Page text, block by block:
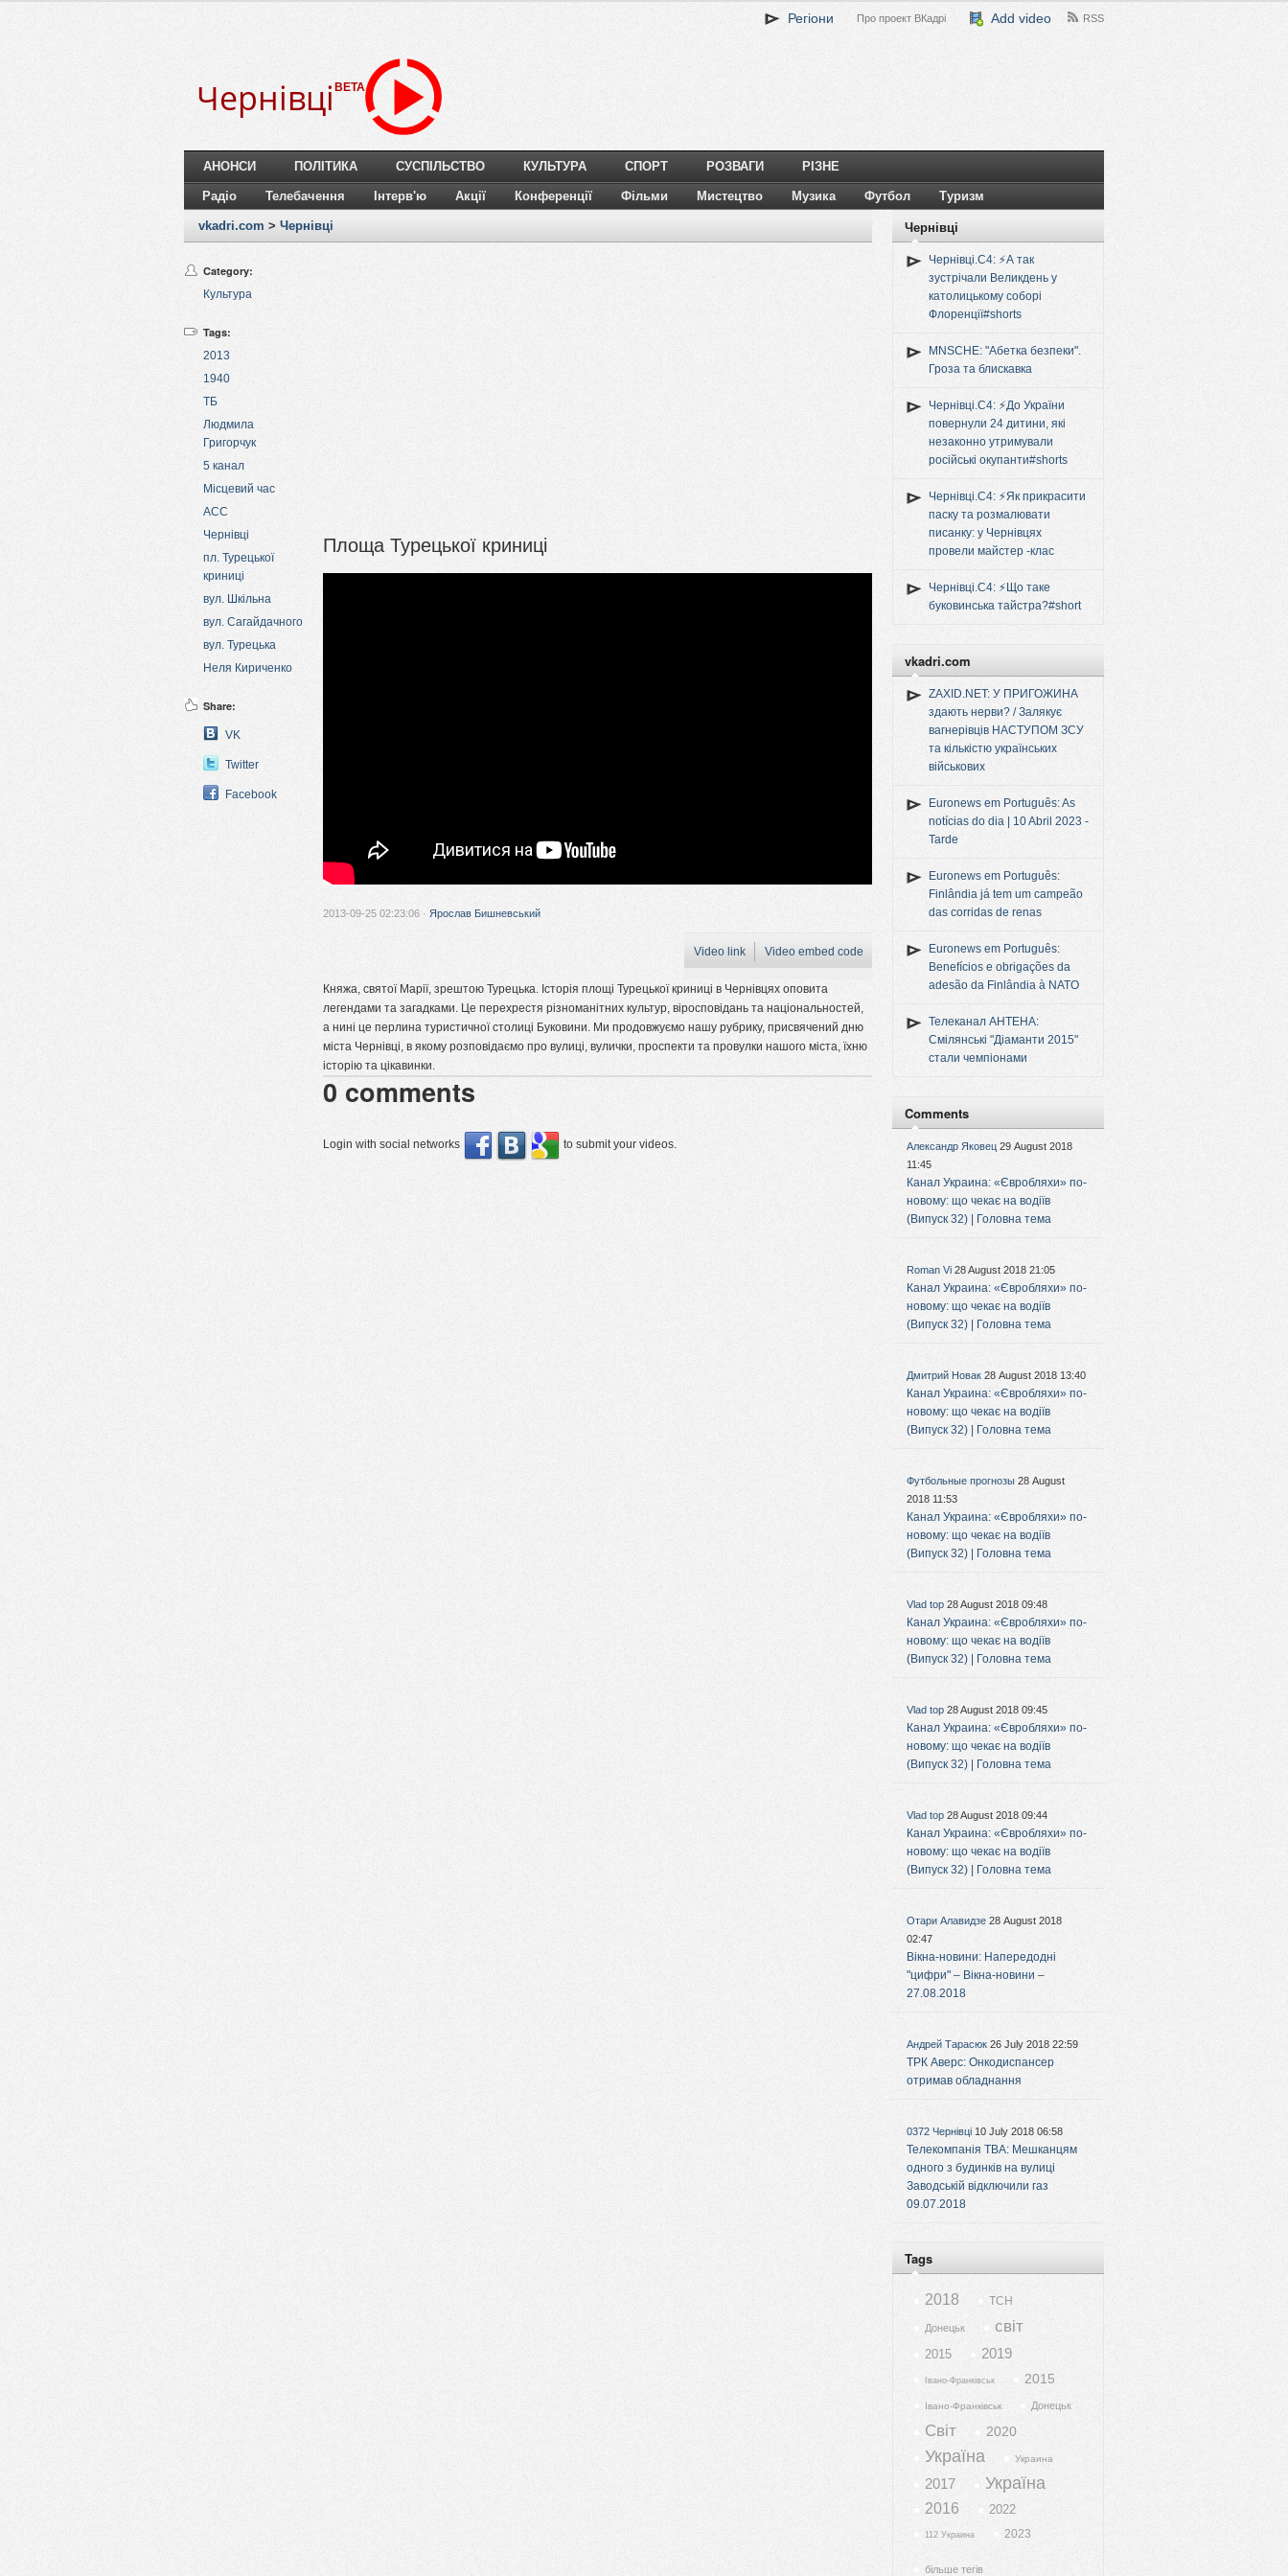
Регіони Про проект ВКадрі Add video RSS
Чернівці BETA
АНОНСИ ПОЛІТИКА СУСПІЛЬСТВО КУЛЬТУРА СПОРТ РОЗВАГИ РІЗНЕ
Радіо Телебачення Інтерв'ю Акції Конференції Фільми Мистецтво Музика Футбол Туризм
vkadri.com > Чернівці
Category:
Культура
Tags:
2013
1940
ТБ
Людмила
Григорчук
5 канал
Місцевий час
АСС
Чернівці
пл. Турецької
криниці
вул. Шкільна
вул. Сагайдачного
вул. Турецька
Неля Кириченко
Share:
VK
Twitter
Facebook
Площа Турецької криниці
2013-09-25 02:23:06 · Ярослав Бишневський
Video link Video embed code
Княжа, святої Марії, зрештою Турецька. Історія площі Турецької криниці в Чернівцях оповита
легендами та загадками. Це перехрестя різноманітних культур, віросповідань та національностей,
а нині це перлина туристичної столиці Буковини. Ми продовжуємо нашу рубрику, присвячений дню
міста Чернівці, в якому розповідаємо про вулиці, вулички, проспекти та провулки нашого міста, їхню
історію та цікавинки.
0 comments
Login with social networks to submit your videos.
Чернівці
Чернівці.C4: ⚡️А так
зустрічали Великдень у
католицькому соборі
Флоренції#shorts
MNSCHE: "Абетка безпеки".
Гроза та блискавка
Чернівці.C4: ⚡️До України
повернули 24 дитини, які
незаконно утримували
російські окупанти#shorts
Чернівці.C4: ⚡️Як прикрасити
паску та розмалювати
писанку: у Чернівцях
провели майстер -клас
Чернівці.C4: ⚡️Що таке
буковинська тайстра?#short
vkadri.com
ZAXID.NET: У ПРИГОЖИНА
здають нерви? / Залякує
вагнерівців НАСТУПОМ ЗСУ
та кількістю українських
військових
Euronews em Português: As
notícias do dia | 10 Abril 2023 -
Tarde
Euronews em Português:
Finlândia já tem um campeão
das corridas de renas
Euronews em Português:
Benefícios e obrigações da
adesão da Finlândia à NATO
Телеканал АНТЕНА:
Смілянські "Діаманти 2015"
стали чемпіонами
Comments
Александр Яковец 29 August 2018
11:45
Канал Украина: «Євробляхи» по-
новому: що чекає на водіїв
(Випуск 32) | Головна тема
Roman Vi 28 August 2018 21:05
Канал Украина: «Євробляхи» по-
новому: що чекає на водіїв
(Випуск 32) | Головна тема
Дмитрий Новак 28 August 2018 13:40
Канал Украина: «Євробляхи» по-
новому: що чекає на водіїв
(Випуск 32) | Головна тема
Футбольные прогнозы 28 August
2018 11:53
Канал Украина: «Євробляхи» по-
новому: що чекає на водіїв
(Випуск 32) | Головна тема
Vlad top 28 August 2018 09:48
Канал Украина: «Євробляхи» по-
новому: що чекає на водіїв
(Випуск 32) | Головна тема
Vlad top 28 August 2018 09:45
Канал Украина: «Євробляхи» по-
новому: що чекає на водіїв
(Випуск 32) | Головна тема
Vlad top 28 August 2018 09:44
Канал Украина: «Євробляхи» по-
новому: що чекає на водіїв
(Випуск 32) | Головна тема
Отари Алавидзе 28 August 2018
02:47
Вікна-новини: Напередодні
"цифри" – Вікна-новини –
27.08.2018
Андрей Тарасюк 26 July 2018 22:59
ТРК Аверс: Онкодиспансер
отримав обладнання
0372 Чернівці 10 July 2018 06:58
Телекомпанія ТВА: Мешканцям
одного з будинків на вулиці
Заводській відключили газ
09.07.2018
Tags
2018 ТСН
Донецьк світ
2015 2019
Івано-Франківськ 2015
Івано-Франківськ Донецьк
Світ 2020
Україна Украина
2017 Україна
2016 2022
112 Украина 2023
більше тегів